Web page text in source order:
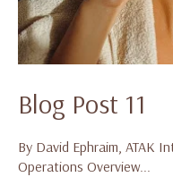
Blog Post 11
By David Ephraim, ATAK
Operations Overview...